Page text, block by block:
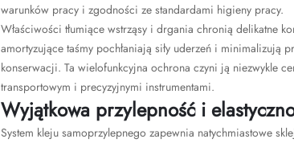
warunków pracy i zgodności ze standardami higieny pracy.
Właściwości tłumiące wstrząsy i drgania chronią delikatne
amortyzujące taśmy pochłaniają siły uderzeń i minimalizują
konserwacji. Ta wielofunkcyjna ochrona czyni ją niezwykle
transportowym i precyzyjnymi instrumentami.
Wyjątkowa przylepność i
System kleju samoprzylepnego zapewnia natychmiastowe